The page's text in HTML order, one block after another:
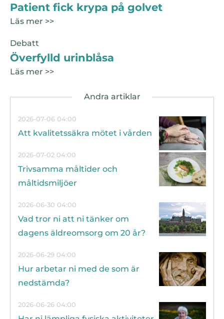
Patient fick krypa på golvet
Läs mer >>
Debatt
Överfylld urinblåsa
Läs mer >>
2026-07-06 04:00
Att kvalitetssäkra mötet i vården
2026-07-02 04:00
Trivsamma måltider och
måltidsmiljöer
2026-06-30 04:00
Vad tror ni att ni tänker om
dagens äldreomsorg om 20 år?
2026-06-29 04:00
Hur arbetar ni med de som är
nedstämda?
2026-06-26 04:00